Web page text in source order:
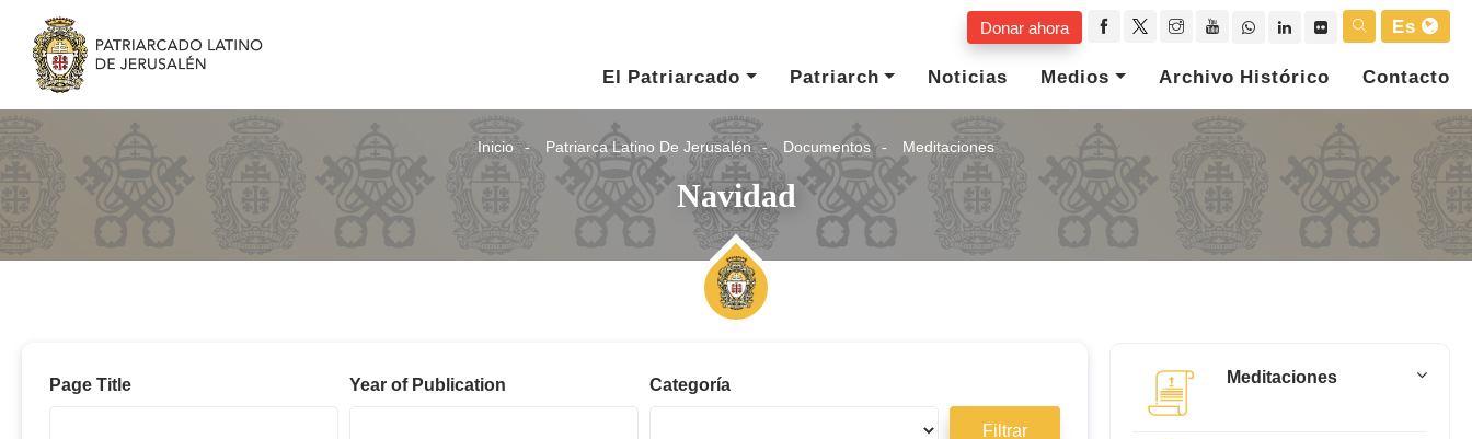
Donar ahora
Es
El Patriarcado
Patriarch Noticias Medios Archivo Histórico Contacto
Inicio Patriarca Latino De Jerusalén Documentos Meditaciones
Navidad
Page Title Year of Publication
Categoría
Filtrar
Meditaciones